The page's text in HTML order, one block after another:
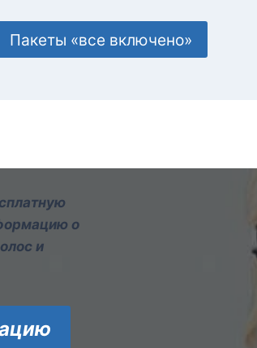
Пакеты «все включено»
о
и